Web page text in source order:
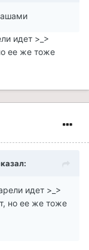
идет >_>
ее же тоже
идет >_>
но ее же тоже